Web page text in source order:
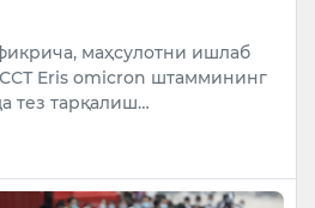
маҳсулотни ишлаб
Eris omicron штаммининг
тез тарқалиш…